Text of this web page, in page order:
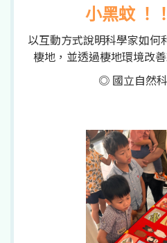
小黑蚊 ！
以互動方式說明科學家如何
棲地，並透過棲地環境改
◎ 國立自然